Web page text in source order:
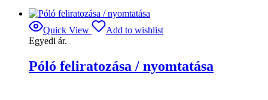
Quick View
Add to wishlist
Egyedi ár.
Póló feliratozása / nyomtatása